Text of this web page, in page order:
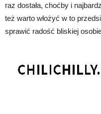
raz dostała, choćby i
też warto włożyć w to
sprawić radość bliskiej